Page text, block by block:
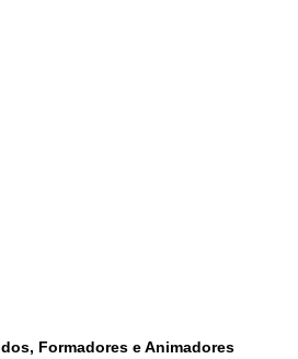
Formadores e Animadores